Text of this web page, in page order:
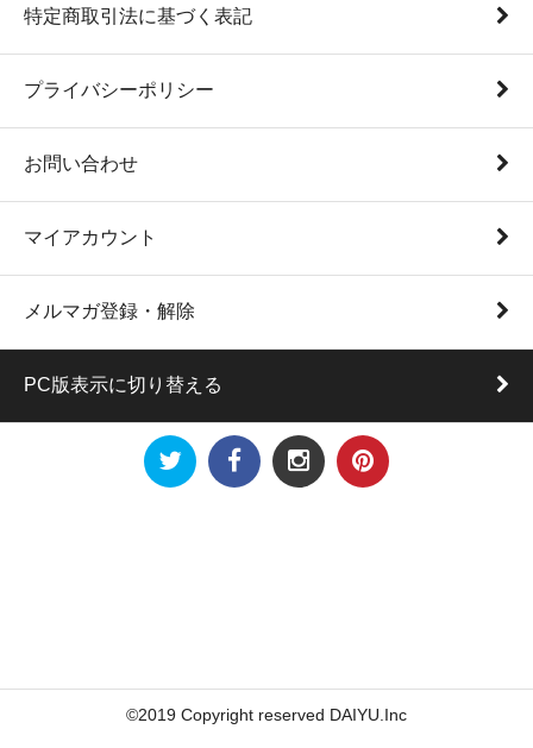
特定商取引法に基づく表記
プライバシーポリシー
お問い合わせ
マイアカウント
メルマガ登録・解除
PC版表示に切り替える
©2019 Copyright reserved DAIYU.Inc